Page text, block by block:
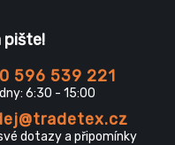
pište!
596 539 221
6:30 - 15:00
dotazy a připomínky